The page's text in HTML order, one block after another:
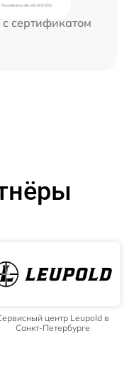
сертификатом
центр Leupold в
Санкт-Петербурге